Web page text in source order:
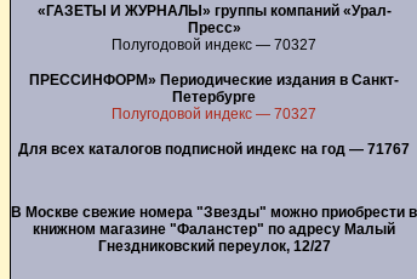
«ГАЗЕТЫ И ЖУРНАЛЫ» группы компаний «Урал-
Пресс»
Полугодовой индекс — 70327
ПРЕССИНФОРМ» Периодические издания в Санкт-
Петербурге
Полугодовой индекс — 70327
Для всех каталогов подписной индекс на год — 71767
В Москве свежие номера "Звезды" можно приобрести в
книжном магазине "Фаланстер" по адресу Малый
Гнездниковский переулок, 12/27